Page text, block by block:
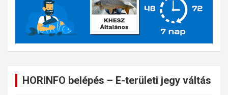
HORINFO belépés – E-területi jegy váltás